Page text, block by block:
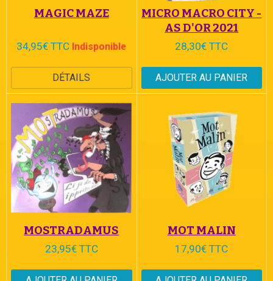
MAGIC MAZE
34,95€ TTC Indisponible
DÉTAILS
MICRO MACRO CITY -
AS D'OR 2021
28,30€ TTC
AJOUTER AU PANIER
MOSTRADAMUS
23,95€ TTC
MOT MALIN
17,90€ TTC